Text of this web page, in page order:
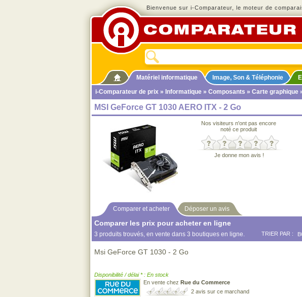
Bienvenue sur i-Comparateur, le moteur de
Matériel informatique Image, Son & Téléphonie
i-Comparateur de prix » Informatique » Composants » Carte graphique
MSI GeForce GT 1030 AERO ITX - 2 Go
Nos visiteurs n'ont pas encore
noté ce produit
Je donne mon avis !
Comparer et acheter Déposer un avis
Comparer les prix pour acheter en ligne
3 produits trouvés, en vente dans 3 boutiques en ligne. TRIER PAR :
Msi GeForce GT 1030 - 2 Go
Disponibilité / délai * : En stock
En vente chez Rue du Commerce
2 avis sur ce marchand